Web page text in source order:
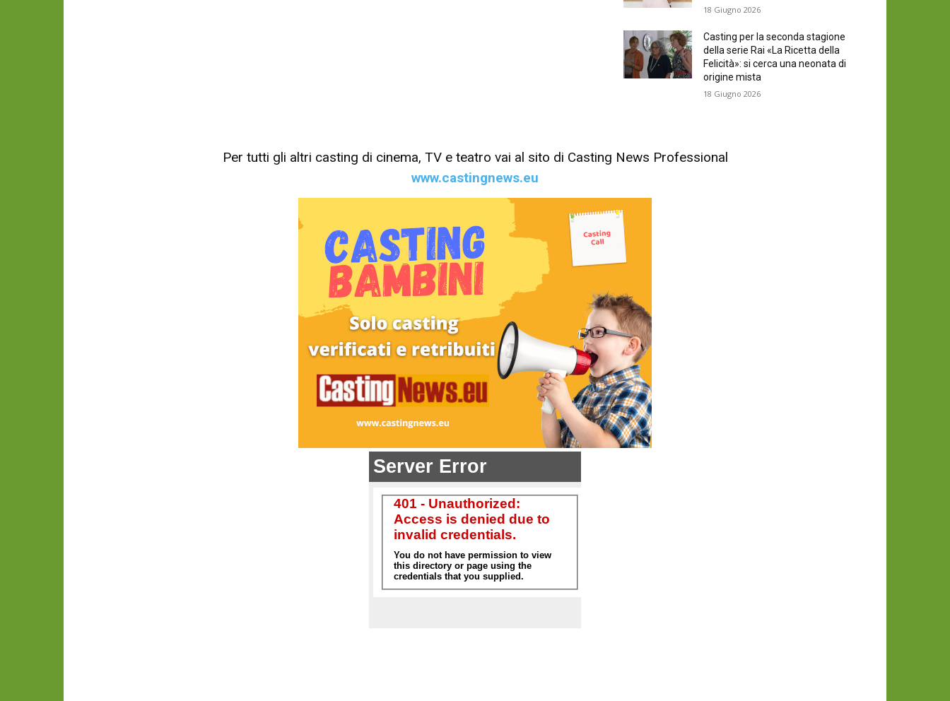
18 Giugno 2026
Casting per la seconda stagione
della serie Rai «La Ricetta della
Felicità»: si cerca una neonata di
origine mista
18 Giugno 2026
Per tutti gli altri casting di cinema, TV e teatro vai al sito di Casting News Professional
www.castingnews.eu